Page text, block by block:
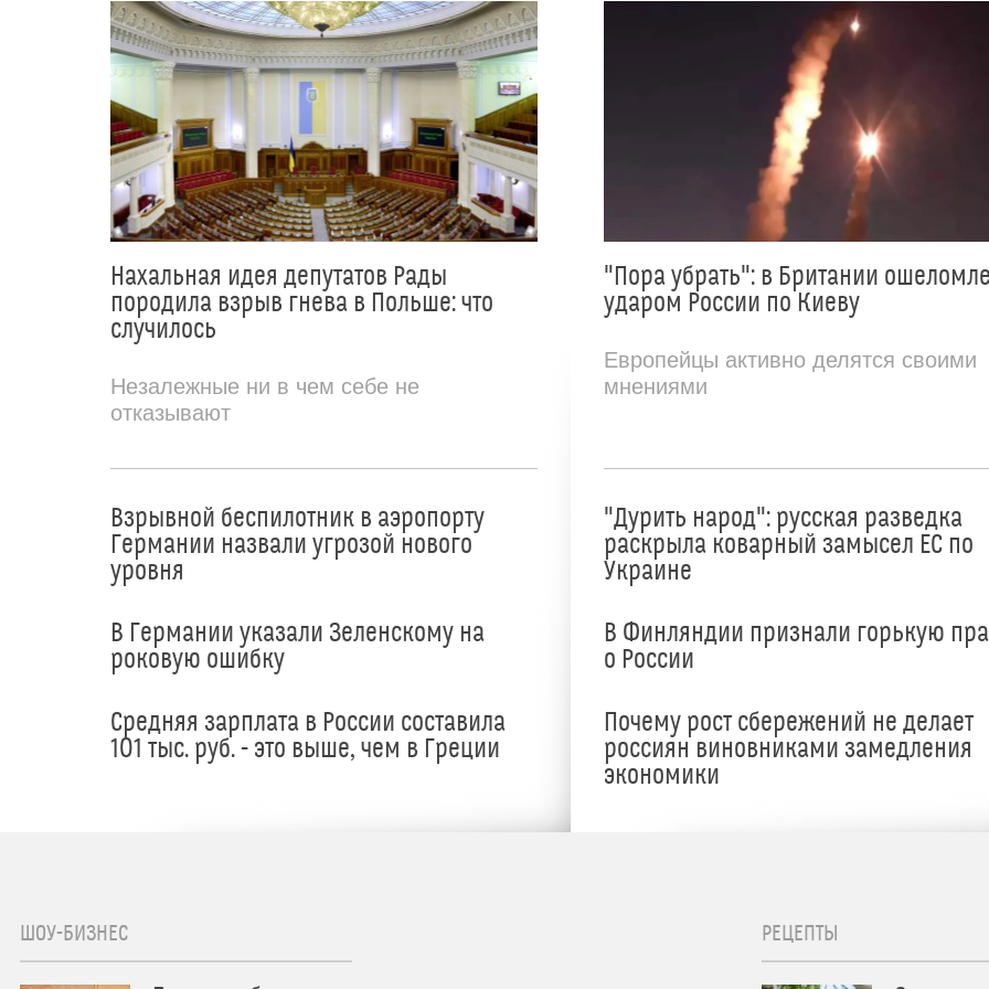
Нахальная идея депутатов Рады
породила взрыв гнева в Польше: что
случилось
Незалежные ни в чем себе не
отказывают
Взрывной беспилотник в аэропорту
Германии назвали угрозой нового
уровня
В Германии указали Зеленскому на
роковую ошибку
Средняя зарплата в России составила
101 тыс. руб. - это выше, чем в Греции
"Пора убрать": в Британии
ударом России по Киеву
Европейцы активно делятся своими
мнениями
"Дурить народ": русская разведка
раскрыла коварный замысел ЕС по
Украине
В Финляндии признали горькую
о России
Почему рост сбережений не делает
россиян виновниками замедления
экономики
ШОУ-БИЗНЕС РЕЦЕПТЫ